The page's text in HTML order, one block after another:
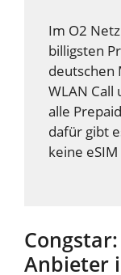
Im O2
billigsten
deutschen
WLAN Call
alle
dafür gibt
keine
Anbieter